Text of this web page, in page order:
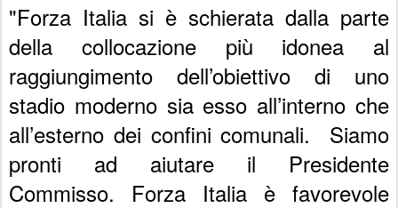
"Forza Italia si è schierata dalla parte
della collocazione più idonea al
raggiungimento dell’obiettivo di uno
stadio moderno sia esso all’interno che
all’esterno dei confini comunali. Siamo
pronti ad aiutare il Presidente
Commisso. Forza Italia è favorevole